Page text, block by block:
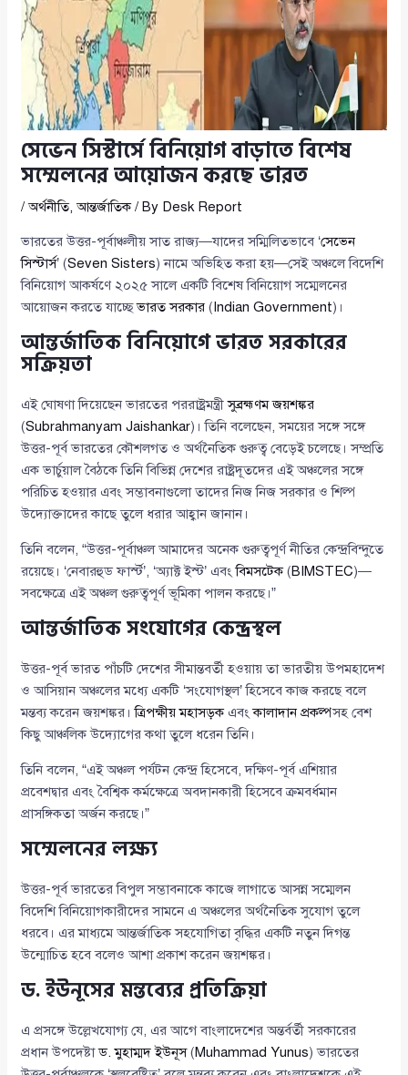
সেভেন সিস্টার্সে বিনিয়োগ বাড়াতে বিশেষ
সম্মেলনের আয়োজন করছে ভারত
/অর্থনীতি,আন্তর্জাতিক/ By Desk Report
ভারতের উত্তর-পূর্বাঞ্চলীয় সাত রাজ্য—যাদের সম্মিলিতভাবে ‘সেভেন
সিস্টার্স’ (Seven Sisters) নামে অভিহিত করা হয়—সেই অঞ্চলে বিদেশি
বিনিয়োগ আকর্ষণে ২০২৫ সালে একটি বিশেষ বিনিয়োগ সম্মেলনের
আয়োজন করতে যাচ্ছেভারত সরকার (Indian Government)।
আন্তর্জাতিক বিনিয়োগে ভারত সরকারের
সক্রিয়তা
এই ঘোষণা দিয়েছেন ভারতের পররাষ্ট্রমন্ত্রীসুব্রহ্মণম জয়শঙ্কর
(Subrahmanyam Jaishankar)। তিনি বলেছেন, সময়ের সঙ্গে সঙ্গে
উত্তর-পূর্ব ভারতের কৌশলগত ও অর্থনৈতিক গুরুত্ব বেড়েই চলেছে। সম্প্রতি
এক ভার্চুয়াল বৈঠকে তিনি বিভিন্ন দেশের রাষ্ট্রদূতদের এই অঞ্চলের সঙ্গে
পরিচিত হওয়ার এবং সম্ভাবনাগুলো তাদের নিজ নিজ সরকার ও শিল্প
উদ্যোক্তাদের কাছে তুলে ধরার আহ্বান জানান।
তিনি বলেন, “উত্তর-পূর্বাঞ্চল আমাদের অনেক গুরুত্বপূর্ণ নীতির কেন্দ্রবিন্দুতে
রয়েছে। ‘নেবারহুড ফার্স্ট’, ‘অ্যাক্ট ইস্ট’ এবংবিমসটেক(BIMSTEC)—
সবক্ষেত্রে এই অঞ্চল গুরুত্বপূর্ণ ভূমিকা পালন করছে।”
আন্তর্জাতিক সংযোগের কেন্দ্রস্থল
উত্তর-পূর্ব ভারত পাঁচটি দেশের সীমান্তবর্তী হওয়ায় তা ভারতীয় উপমহাদেশ
ও আসিয়ান অঞ্চলের মধ্যে একটি ‘সংযোগস্থল’ হিসেবে কাজ করছে বলে
মন্তব্য করেন জয়শঙ্কর।ত্রিপক্ষীয় মহাসড়কএবংকালাদান প্রকল্পসহ বেশ
কিছু আঞ্চলিক উদ্যোগের কথা তুলে ধরেন তিনি।
তিনি বলেন, “এই অঞ্চল পর্যটন কেন্দ্র হিসেবে, দক্ষিণ-পূর্ব এশিয়ার
প্রবেশদ্বার এবং বৈশ্বিক কর্মক্ষেত্রে অবদানকারী হিসেবে ক্রমবর্ধমান
প্রাসঙ্গিকতা অর্জন করছে।”
সম্মেলনের লক্ষ্য
উত্তর-পূর্ব ভারতের বিপুল সম্ভাবনাকে কাজে লাগাতে আসন্ন সম্মেলন
বিদেশি বিনিয়োগকারীদের সামনে এ অঞ্চলের অর্থনৈতিক সুযোগ তুলে
ধরবে। এর মাধ্যমে আন্তর্জাতিক সহযোগিতা বৃদ্ধির একটি নতুন দিগন্ত
উন্মোচিত হবে বলেও আশা প্রকাশ করেন জয়শঙ্কর।
ড. ইউনূসের মন্তব্যের প্রতিক্রিয়া
এ প্রসঙ্গে উল্লেখযোগ্য যে, এর আগে বাংলাদেশের অন্তর্বর্তী সরকারের
প্রধান উপদেষ্টাড. মুহাম্মদ ইউনূস(Muhammad Yunus) ভারতের